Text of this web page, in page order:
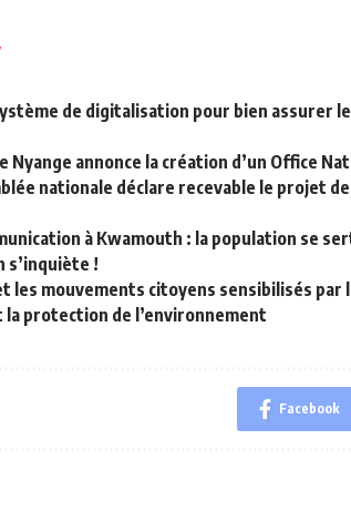
de digitalisation pour bien assurer
annonce la création d’un Office
nationale déclare recevable le projet
à Kwamouth : la population se
s’inquiète !
les mouvements citoyens sensibilisés par
protection de l’environnement
Facebook